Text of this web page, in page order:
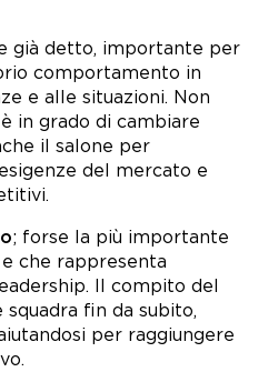
già detto, importante per
comportamento in
e alle situazioni. Non
in grado di cambiare
il salone per
del mercato e
; forse la più importante
che rappresenta
Il compito del
fin da subito,
per raggiungere